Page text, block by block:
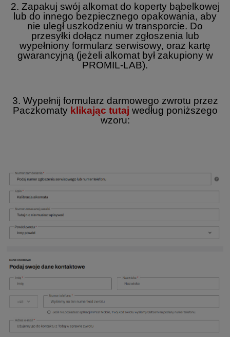
2. Zapakuj swój alkomat do koperty bąbelkowej
lub do innego bezpiecznego opakowania, aby
nie uległ uszkodzeniu w transporcie. Do
przesyłki dołącz numer zgłoszenia lub
wypełniony formularz serwisowy, oraz kartę
gwarancyjną (jeżeli alkomat był zakupiony w
PROMIL-LAB).
3. Wypełnij formularz darmowego zwrotu przez
Paczkomaty klikając tutaj według poniższego
wzoru: